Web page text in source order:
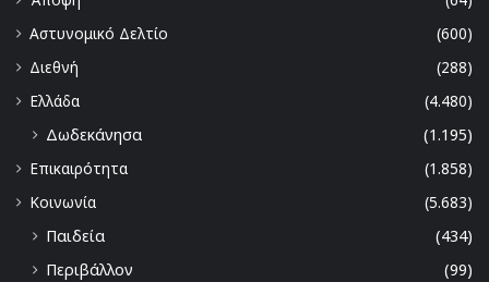
Αστυνομικό Δελτίο
(600)
Διεθνή
(288)
Ελλάδα
(4.480)
Δωδεκάνησα
(1.195)
Επικαιρότητα
(1.858)
Κοινωνία
(5.683)
Παιδεία
(434)
Περιβάλλον
(99)